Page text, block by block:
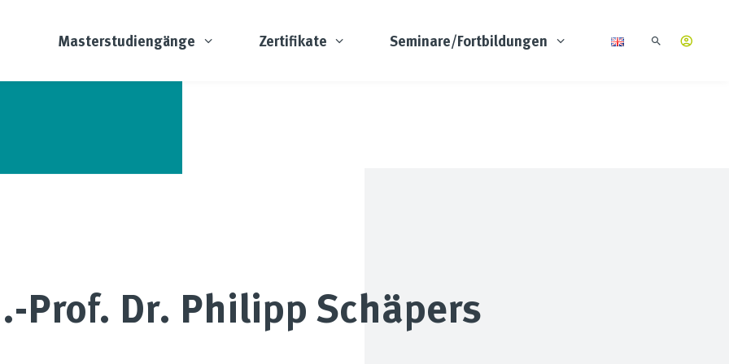
Masterstudiengänge Zertifikate Seminare/Fortbildungen
Prof. Dr. Philipp Schäpers